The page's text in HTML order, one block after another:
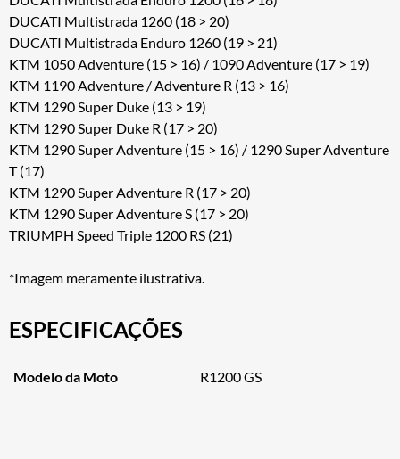
DUCATI Multistrada 1260 (18 > 20)
DUCATI Multistrada Enduro 1260 (19 > 21)
KTM 1050 Adventure (15 > 16) / 1090 Adventure (17 > 19)
KTM 1190 Adventure / Adventure R (13 > 16)
KTM 1290 Super Duke (13 > 19)
KTM 1290 Super Duke R (17 > 20)
KTM 1290 Super Adventure (15 > 16) / 1290 Super Adventure
T (17)
KTM 1290 Super Adventure R (17 > 20)
KTM 1290 Super Adventure S (17 > 20)
TRIUMPH Speed Triple 1200 RS (21)
*Imagem meramente ilustrativa.
ESPECIFICAÇÕES
Modelo da Moto R1200 GS